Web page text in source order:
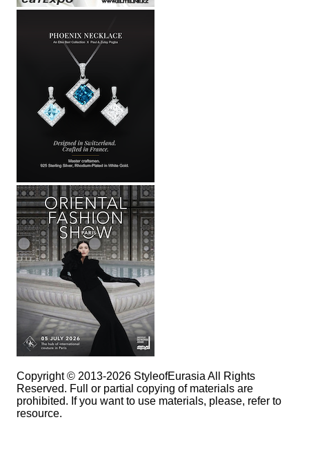
Copyright © 2013-2026 StyleofEurasia All Rights
Reserved. Full or partial copying of materials are
prohibited. If you want to use materials, please, refer to
resource.